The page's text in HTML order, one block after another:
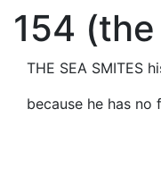
154
THE SEA SMITES
because he has